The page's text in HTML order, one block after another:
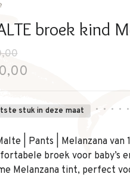
broek kind
stuk in deze maat • • • • •
| Pants | Melanzana
broek voor baby’s
Melanzana tint, perfect